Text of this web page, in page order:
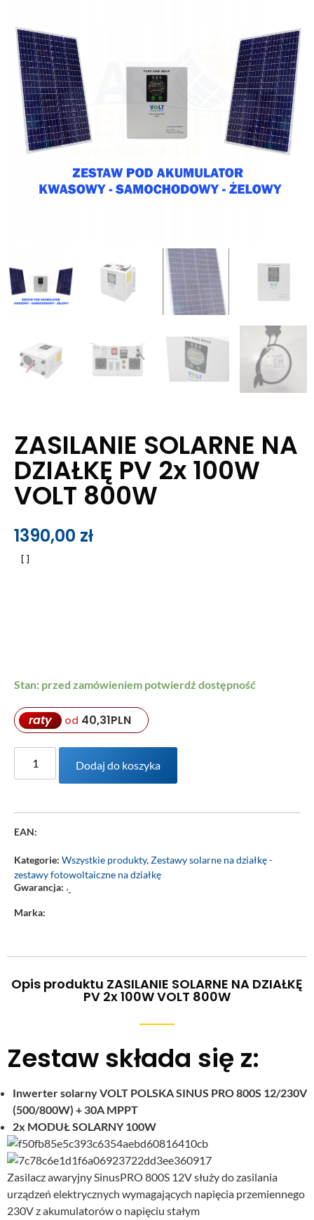
ZASILANIE SOLARNE NA
DZIAŁKĘ PV 2x 100W
VOLT 800W
1390,00 zł
Stan: przed zamówieniem potwierdź dostępność
raty od 40,31PLN
Dodaj do koszyka
EAN:
Kategorie: Wszystkie produkty,Zestawy solarne na działkę -
zestawy fotowoltaiczne na działkę
Gwarancja: ‘-
Marka:
Opis produktu ZASILANIE SOLARNE NA DZIAŁKĘ
PV 2x 100W VOLT 800W
Zestaw składa się z:
Inwerter solarny VOLT POLSKA SINUS PRO 800S 12/230V
(500/800W) + 30A MPPT
2x MODUŁ SOLARNY 100W
Zasilacz awaryjny SinusPRO 800S 12V służy do zasilania
urządzeń elektrycznych wymagających napięcia przemiennego
230V z akumulatorów o napięciu stałym